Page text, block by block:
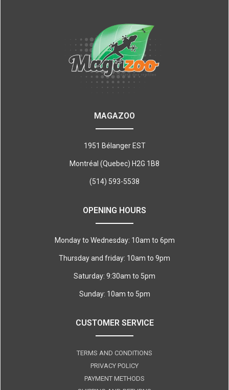
MAGAZOO
1951 Bélanger EST
Montréal (Quebec) H2G 1B8
(514) 593-5538
OPENING HOURS
Monday to Wednesday: 10am to 6pm
Thursday and friday: 10am to 9pm
Saturday: 9:30am to 5pm
Sunday: 10am to 5pm
CUSTOMER SERVICE
TERMS AND CONDITIONS
PRIVACY POLICY
PAYMENT METHODS